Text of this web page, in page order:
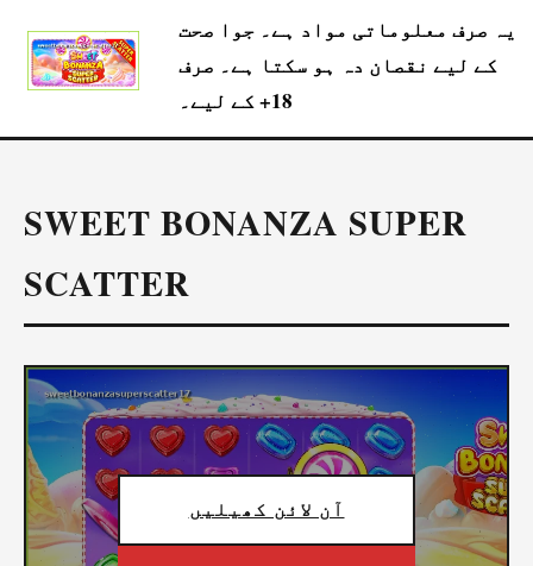
یہ صرف معلوماتی مواد ہے۔ جوا صحت
کے لیے نقصان دہ ہو سکتا ہے۔ صرف
18+ کے لیے۔
SWEET BONANZA SUPER
SCATTER
آن لائن کھیلیں